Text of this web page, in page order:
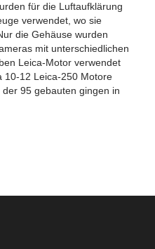
für die Luftaufklärung
verwendet, wo sie
die Gehäuse wurden
mit unterschiedlichen
Leica-Motor verwendet
10-12 Leica-250 Motore
95 gebauten gingen in